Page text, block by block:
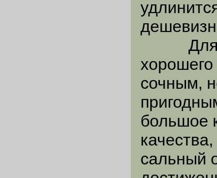
Для
хорошего
сочным,
большое
сальный